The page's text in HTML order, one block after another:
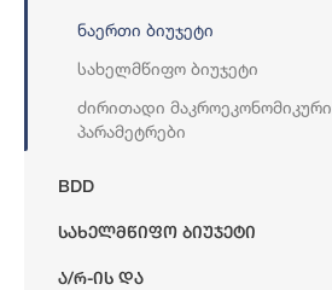
Ნაერთი Ბიუჯეტი
Სახელმწიფო Ბიუჯეტი
Ძირითადი Მაკროეკონომიკური
Პარამეტრები
BDD
Სახელმწიფო Ბიუჯეტი
Ა/რ-Ის Და